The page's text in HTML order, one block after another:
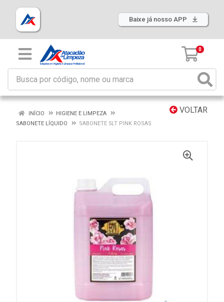
Baixe já nosso APP
0
VOLTAR
INÍCIO
HIGIENE E LIMPEZA
SABONETE LÍQUIDO
SABONETE 5LT PINK ROSAS